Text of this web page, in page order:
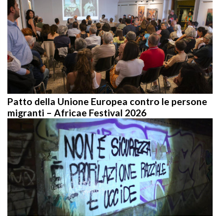
Patto della Unione Europea contro le persone
migranti – Africae Festival 2026